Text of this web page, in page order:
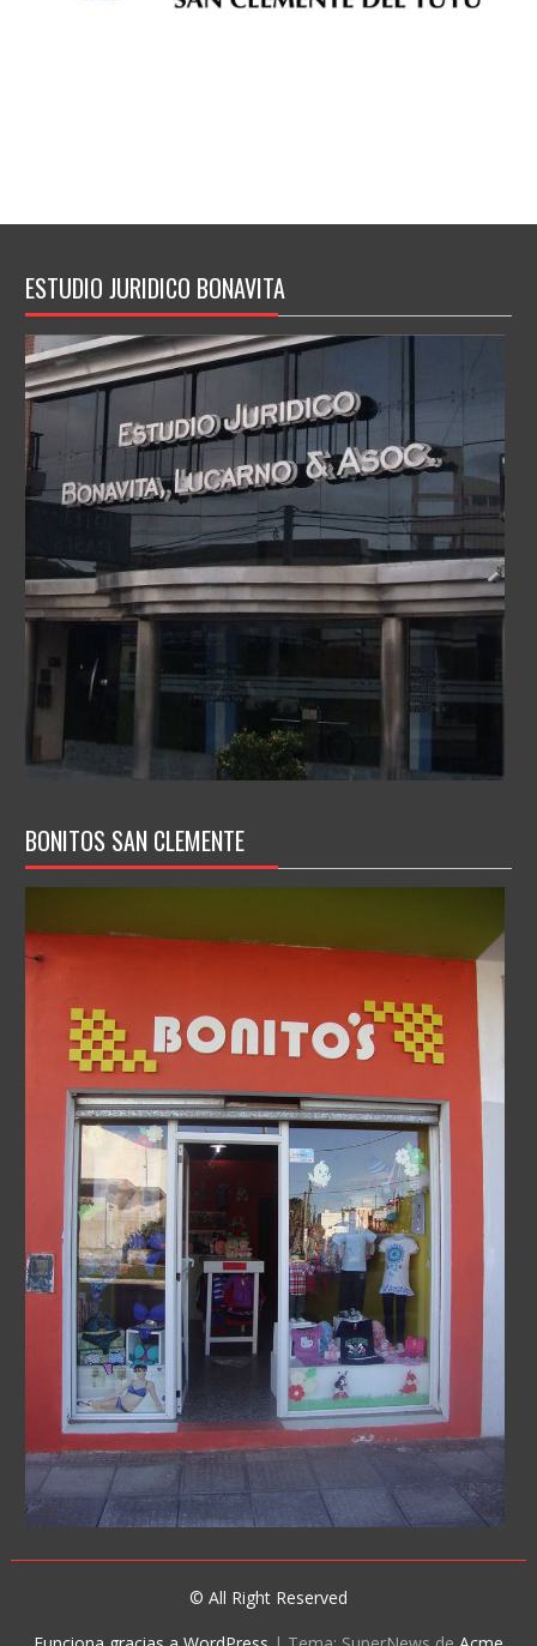
ESTUDIO JURIDICO BONAVITA
BONITOS SAN CLEMENTE
© All Right Reserved